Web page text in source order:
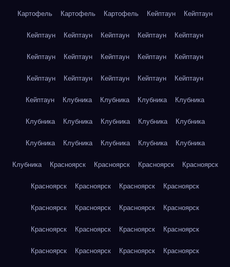
Картофель Картофель Картофель Кейптаун Кейптаун
Кейптаун Кейптаун Кейптаун Кейптаун Кейптаун
Кейптаун Кейптаун Кейптаун Кейптаун Кейптаун
Кейптаун Кейптаун Кейптаун Кейптаун Кейптаун
Кейптаун Клубника Клубника Клубника Клубника
Клубника Клубника Клубника Клубника Клубника
Клубника Клубника Клубника Клубника Клубника
Клубника Красноярск Красноярск Красноярск Красноярск
Красноярск Красноярск Красноярск Красноярск
Красноярск Красноярск Красноярск Красноярск
Красноярск Красноярск Красноярск Красноярск
Красноярск Красноярск Красноярск Красноярск